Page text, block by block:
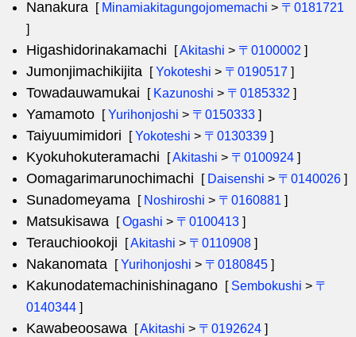
Nanakura [ Minamiakitagungojomemachi > 〒0181721
]
Higashidorinakamachi [Akitashi > 〒0100002 ]
Jumonjimachikijita [Yokoteshi > 〒0190517 ]
Towadauwamukai [ Kazunoshi > 〒0185332 ]
Yamamoto [Yurihonjoshi > 〒0150333 ]
Taiyuumimidori [Yokoteshi > 〒0130339 ]
Kyokuhokuteramachi [Akitashi > 〒0100924 ]
Oomagarimarunochimachi [ Daisenshi > 〒0140026 ]
Sunadomeyama [ Noshiroshi > 〒0160881 ]
Matsukisawa [Ogashi > 〒0100413 ]
Terauchiookoji [Akitashi > 〒0110908 ]
Nakanomata [Yurihonjoshi > 〒0180845 ]
Kakunodatemachinishinagano [ Sembokushi > 〒
0140344 ]
Kawabeoosawa [Akitashi > 〒0192624 ]